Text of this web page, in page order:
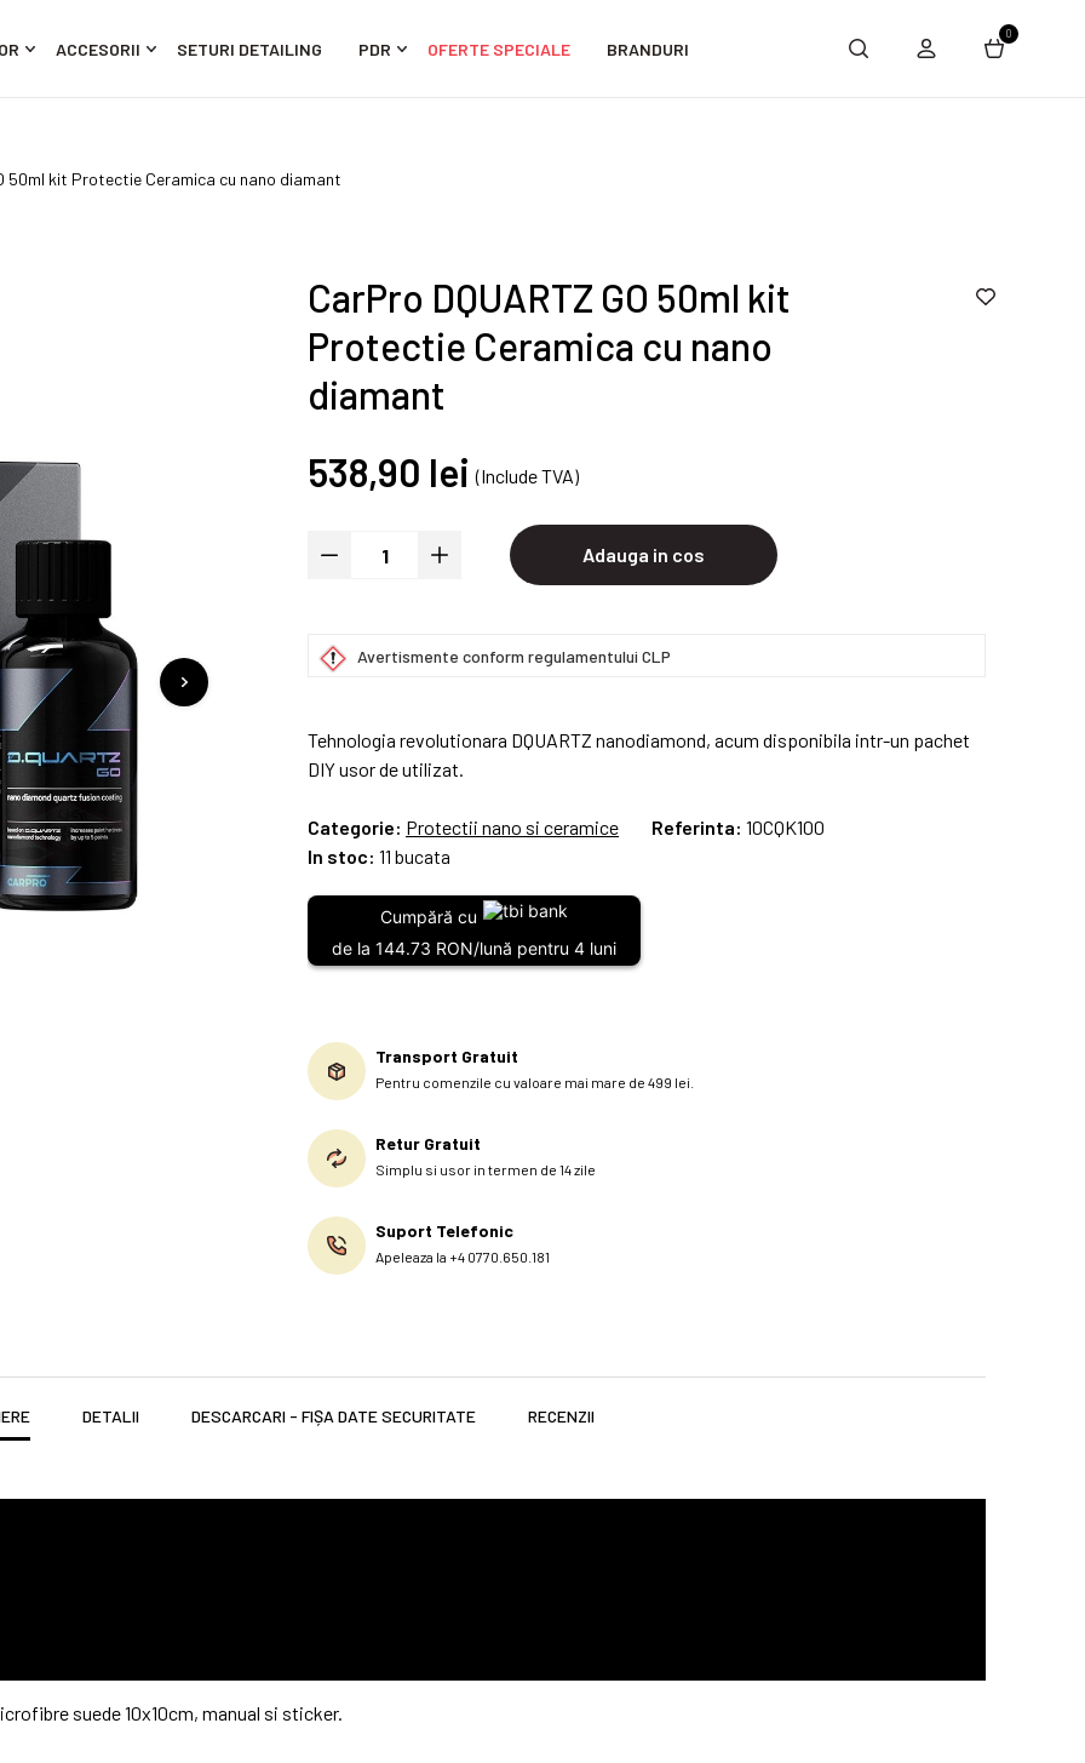
ACCESORII SETURI DETAILING PDR OFERTE SPECIALE BRANDURI
0
50ml kit Protectie Ceramica cu nano diamant
CarPro DQUARTZ GO 50ml kit
Protectie Ceramica cu nano
diamant
538,90 lei (Include TVA)
Adauga in cos
Avertismente conform regulamentului CLP
Tehnologia revolutionara DQUARTZ nanodiamond, acum disponibila intr-un pachet
DIY usor de utilizat.
Categorie: Protectii nano si ceramice Referinta: 10CQK100
In stoc: 11 bucata
Cumpără cu
de la 144.73 RON/lună pentru 4 luni
Transport Gratuit
Pentru comenzile cu valoare mai mare de 499 lei.
Retur Gratuit
Simplu si usor in termen de 14 zile
Suport Telefonic
Apeleaza la +4 0770.650.181
DETALII DESCARCARI - FIȘA DATE SECURITATE RECENZII
suede 10x10cm, manual si sticker.